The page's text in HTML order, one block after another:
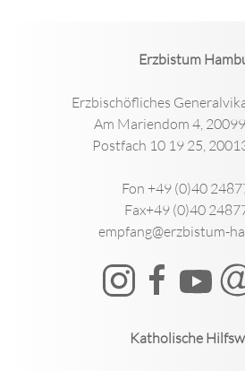
Erzbistum
Erzbischöfliches
Am Mariendom 4,
Postfach 10 19 25,
Fon +49 (0)40
Fax+49 (0)40
empfang@erzbistum-
Katholische